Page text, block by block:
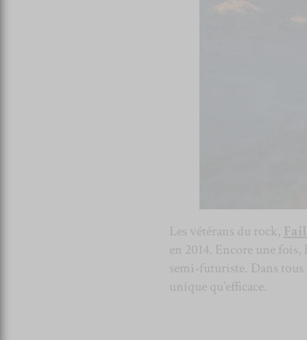
Les vétérans du rock,
en 2014. Encore une
semi-futuriste. Dans tous
unique qu’efficace.